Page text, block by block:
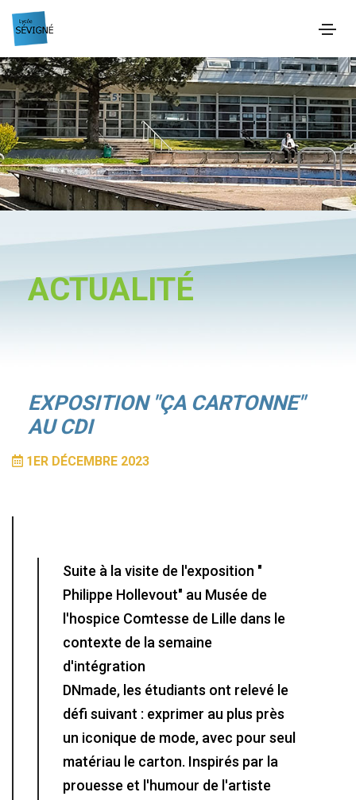
ACTUALITÉ
EXPOSITION "ÇA CARTONNE"
AU CDI
1ER DÉCEMBRE 2023
Suite à la visite de l'exposition "
Philippe Hollevout" au Musée de
l'hospice Comtesse de Lille dans le
contexte de la semaine
d'intégration
DNmade, les étudiants ont relevé le
défi suivant : exprimer au plus près
un iconique de mode, avec pour seul
matériau le carton. Inspirés par la
prouesse et l'humour de l'artiste